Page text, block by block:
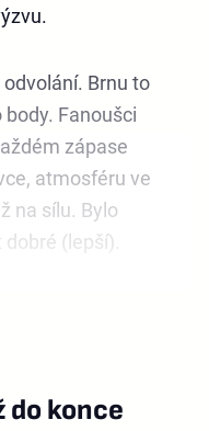
Brnu to
Fanoušci
zápase
atmosféru ve
na sílu. Bylo
(lepší).
do konce